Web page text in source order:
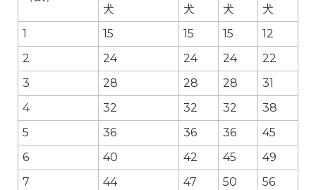
犬
犬 犬
犬
1
15 15 15
12
2
24 24 24
22
3
28 28 28
31
4
32 32 32
38
5
36 36 36
45
6
40 42 45
49
7
44 47 50
56